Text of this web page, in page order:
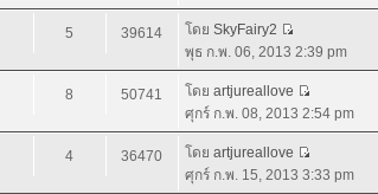
5 39614 โดย SkyFairy2
พุธ ก.พ. 06, 2013 2:39 pm
8 50741 โดย artjureallove
ศุกร์ ก.พ. 08, 2013 2:54 pm
4 36470 โดย artjureallove
ศุกร์ ก.พ. 15, 2013 3:33 pm